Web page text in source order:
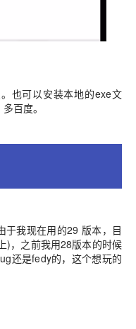
也可以安装本地的exe文
百度。
我现在用的29 版本，目
)，之前我用28版本的时候
还是fedy的，这个想玩的